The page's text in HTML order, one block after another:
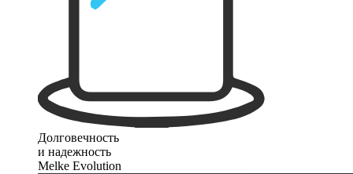
Долговечность
и надежность
Melke Evolution